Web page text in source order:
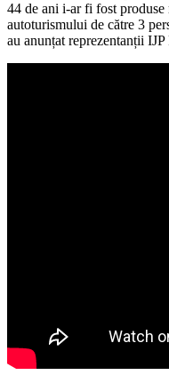
44 de ani i-ar fi fost
autoturismului de către 3
au anunțat reprezentanții IJP